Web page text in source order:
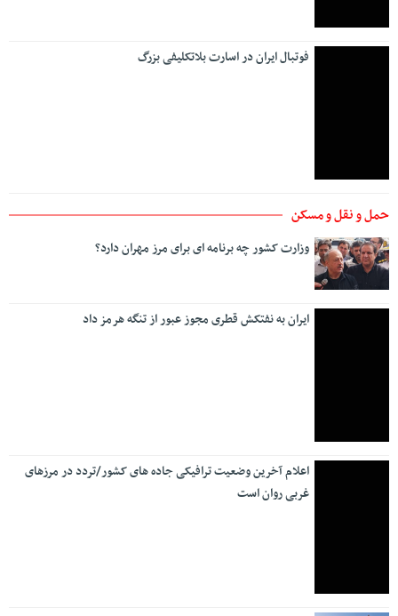
فوتبال ایران در اسارت بلاتکلیفی بزرگ
حمل و نقل و مسکن
وزارت کشور چه برنامه ای برای مرز مهران دارد؟
ایران به نفتکش قطری مجوز عبور از تنگه هرمز داد
اعلام آخرین وضعیت ترافیکی جاده های کشور/تردد در مرزهای
غربی روان است